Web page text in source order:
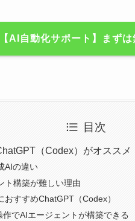
【AI自動化サポート】まず
目次
（Codex）がオススメ
AIの違い
ト構築が難しい理由
おすすめChatGPT（Codex）
でAIエージェントが構築できる